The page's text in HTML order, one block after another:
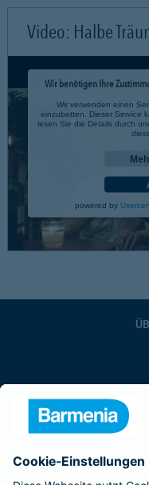
Video: Halbe
Wir benötigen Ihre
Wir verwenden einen
einzubetten. Dieser Service
lesen Sie die Details durch
powered by
Barmenia ist